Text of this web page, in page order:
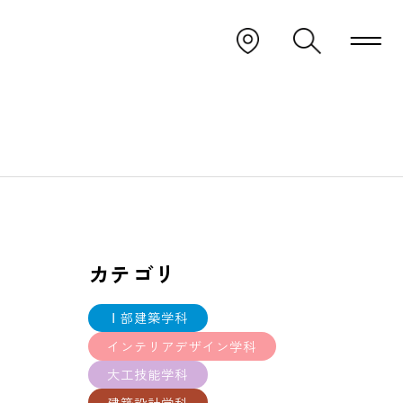
カテゴリ
Ⅰ部建築学科
インテリアデザイン学科
大工技能学科